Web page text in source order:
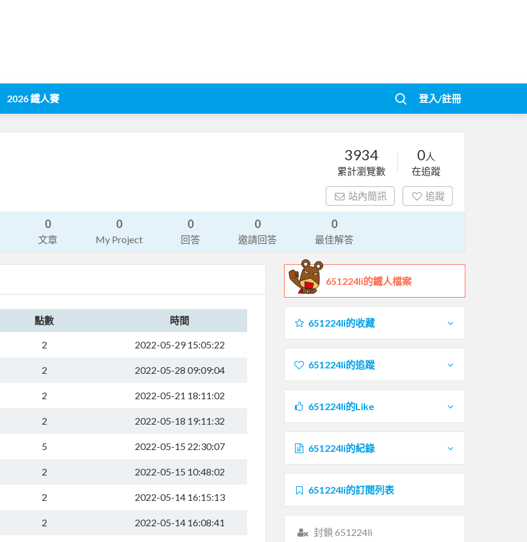
2026 鐵人賽 登入/註冊
3934
累計瀏覽數
0人
在追蹤
站內簡訊 追蹤
0
文章
0
My Project
0
回答
0
邀請回答
0
最佳解答
點數 時間
2 2022-05-29 15:05:22
2 2022-05-28 09:09:04
2 2022-05-21 18:11:02
2 2022-05-18 19:11:32
5 2022-05-15 22:30:07
2 2022-05-15 10:48:02
2 2022-05-14 16:15:13
2 2022-05-14 16:08:41
651224li的鐵人檔案
651224li的收藏
651224li的追蹤
651224li的Like
651224li的紀錄
651224li的訂閱列表
封鎖 651224li